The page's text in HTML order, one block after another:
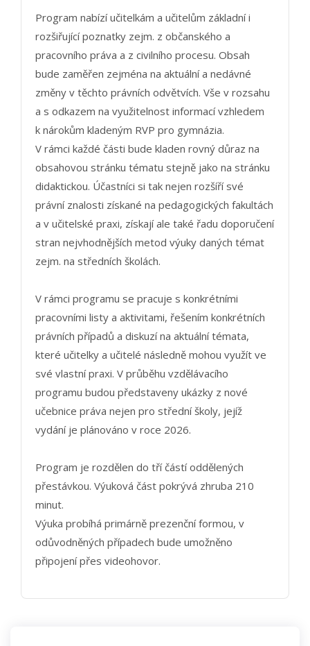
Program nabízí učitelkám a učitelům základní i
rozšiřující poznatky zejm. z občanského a
pracovního práva a z civilního procesu. Obsah
bude zaměřen zejména na aktuální a nedávné
změny v těchto právních odvětvích. Vše v rozsahu
a s odkazem na využitelnost informací vzhledem
k nárokům kladeným RVP pro gymnázia.
V rámci každé části bude kladen rovný důraz na
obsahovou stránku tématu stejně jako na stránku
didaktickou. Účastníci si tak nejen rozšíří své
právní znalosti získané na pedagogických fakultách
a v učitelské praxi, získají ale také řadu doporučení
stran nejvhodnějších metod výuky daných témat
zejm. na středních školách.
V rámci programu se pracuje s konkrétními
pracovními listy a aktivitami, řešením konkrétních
právních případů a diskuzí na aktuální témata,
které učitelky a učitelé následně mohou využít ve
své vlastní praxi. V průběhu vzdělávacího
programu budou představeny ukázky z nové
učebnice práva nejen pro střední školy, jejíž
vydání je plánováno v roce 2026.
Program je rozdělen do tří částí oddělených
přestávkou. Výuková část pokrývá zhruba 210
minut.
Výuka probíhá primárně prezenční formou, v
odůvodněných případech bude umožněno
připojení přes videohovor.